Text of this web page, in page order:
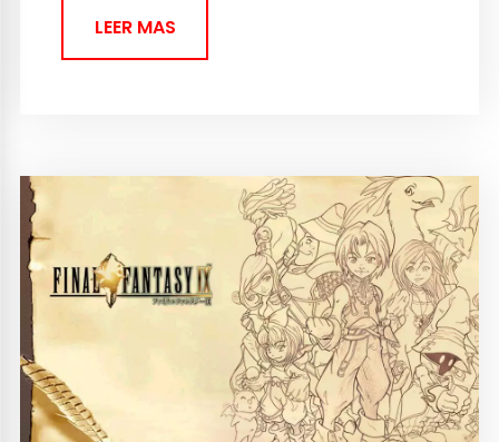
LEER MAS